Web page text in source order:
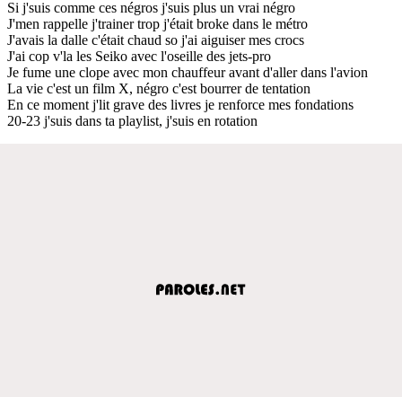
Si j'suis comme ces négros j'suis plus un vrai négro
J'men rappelle j'trainer trop j'était broke dans le métro
J'avais la dalle c'était chaud so j'ai aiguiser mes crocs
J'ai cop v'la les Seiko avec l'oseille des jets-pro
Je fume une clope avec mon chauffeur avant d'aller dans l'avion
La vie c'est un film X, négro c'est bourrer de tentation
En ce moment j'lit grave des livres je renforce mes fondations
20-23 j'suis dans ta playlist, j'suis en rotation